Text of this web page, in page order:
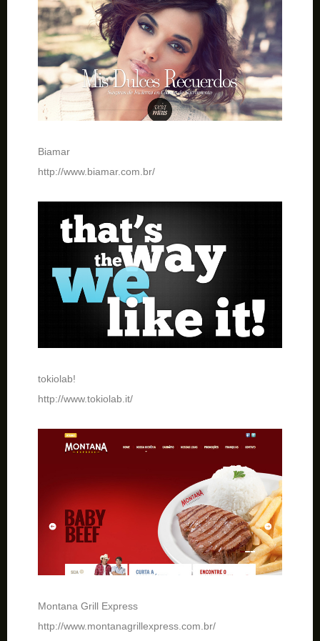
Biamar
http://www.biamar.com.br/
tokiolab!
http://www.tokiolab.it/
Montana Grill Express
http://www.montanagrillexpress.com.br/